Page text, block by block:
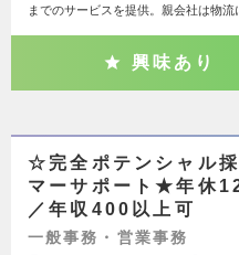
までのサービスを提供。親会社は物
興味あり
☆完全ポテンシャル
マーサポート★年休
／年収400以上可
一般事務・営業事務